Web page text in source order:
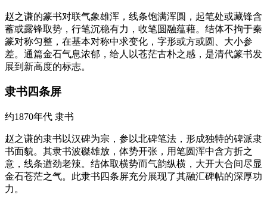
赵之谦的篆书对联气象雄浑，线条饱满浑圆，起笔处或藏锋含
蓄或露锋取势，行笔沉稳有力，收笔圆融蕴藉。结体不拘于秦
篆对称匀整，在基本对称中求变化，字形或方或圆、大小参
差。通篇金石气息浓郁，给人以苍茫古朴之感，是清代篆书发
展到新高度的标志。
隶书四条屏
约1870年代 隶书
赵之谦的隶书以汉碑为宗，参以北碑笔法，形成独特的碑派隶
书面貌。其隶书波磔雄放，体势开张，用笔圆浑中含方折之
意，线条遒劲老辣。结体取横势而气韵纵横，大开大合间尽显
金石苍茫之气。此隶书四条屏充分展现了其融汇碑帖的深厚功
力。